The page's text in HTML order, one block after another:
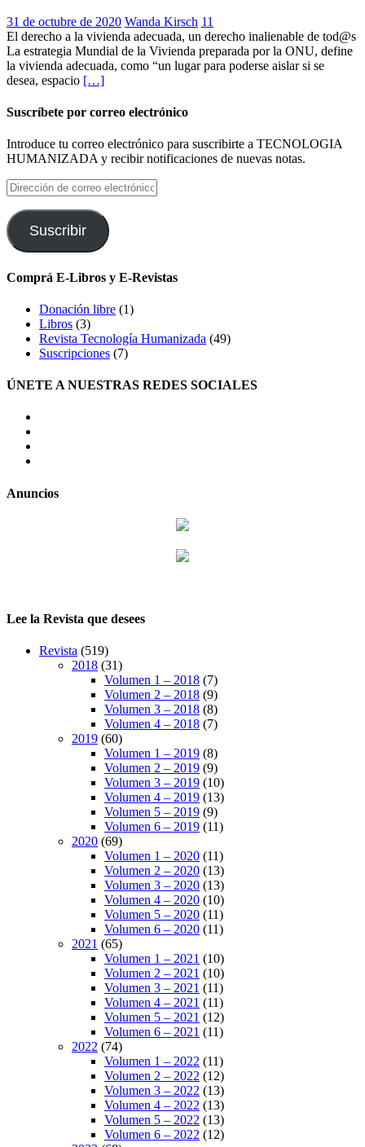
31 de octubre de 2020 Wanda Kirsch 11
El derecho a la vivienda adecuada, un derecho inalienable de tod@s
La estrategia Mundial de la Vivienda preparada por la ONU, define
la vivienda adecuada, como “un lugar para poderse aislar si se
desea, espacio […]
Suscríbete por correo electrónico
Introduce tu correo electrónico para suscribirte a TECNOLOGIA
HUMANIZADA y recibir notificaciones de nuevas notas.
Dirección
de
correo
electrónico
Suscribir
Comprá E-Libros y E-Revistas
Donación libre (1)
Libros (3)
Revista Tecnología Humanizada (49)
Suscripciones (7)
ÚNETE A NUESTRAS REDES SOCIALES
Anuncios
Lee la Revista que desees
Revista (519)
2018 (31)
Volumen 1 – 2018 (7)
Volumen 2 – 2018 (9)
Volumen 3 – 2018 (8)
Volumen 4 – 2018 (7)
2019 (60)
Volumen 1 – 2019 (8)
Volumen 2 – 2019 (9)
Volumen 3 – 2019 (10)
Volumen 4 – 2019 (13)
Volumen 5 – 2019 (9)
Volumen 6 – 2019 (11)
2020 (69)
Volumen 1 – 2020 (11)
Volumen 2 – 2020 (13)
Volumen 3 – 2020 (13)
Volumen 4 – 2020 (10)
Volumen 5 – 2020 (11)
Volumen 6 – 2020 (11)
2021 (65)
Volumen 1 – 2021 (10)
Volumen 2 – 2021 (10)
Volumen 3 – 2021 (11)
Volumen 4 – 2021 (11)
Volumen 5 – 2021 (12)
Volumen 6 – 2021 (11)
2022 (74)
Volumen 1 – 2022 (11)
Volumen 2 – 2022 (12)
Volumen 3 – 2022 (13)
Volumen 4 – 2022 (13)
Volumen 5 – 2022 (13)
Volumen 6 – 2022 (12)